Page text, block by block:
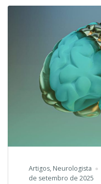
Artigos, Neurologista
de setembro de 2025